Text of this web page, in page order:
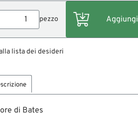
pezzo
lista dei desideri
di Bates